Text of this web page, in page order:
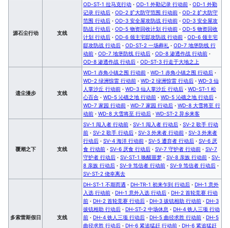
源石尘行动 支线
OD-ST-1 拉马克行动 · OD-1 外勤记录 行动前 · OD-1 外勤
记录 行动后 · OD-2 扩大防守范围 行动前 · OD-2 扩大防守
范围 行动后 · OD-3 安全屋攻防战 行动前 · OD-3 安全屋攻
防战 行动后 · OD-5 物资回收计划 行动前 · OD-5 物资回收
计划 行动后 · OD-6 领主宅邸攻防战 行动前 · OD-6 领主宅
邸攻防战 行动后 · OD-ST-2 一场葬礼 · OD-7 地堡防线 行
动前 · OD-7 地堡防线 行动后 · OD-8 渗透作战 行动前 ·
OD-8 渗透作战 行动后 · OD-ST-3 行走于大地之上
遗尘漫步 支线
WD-1 赤角小镇之围 行动前 · WD-1 赤角小镇之围 行动后 ·
WD-2 绿洲惊雷 行动前 · WD-2 绿洲惊雷 行动后 · WD-3 仙
人掌沙丘 行动前 · WD-3 仙人掌沙丘 行动后 · WD-ST-1 松
心百合 · WD-5 沁礁之地 行动前 · WD-5 沁礁之地 行动后 ·
WD-7 家园 行动前 · WD-7 家园 行动后 · WD-8 大雪将至 行
动前 · WD-8 大雪将至 行动后 · WD-ST-2 异乡来客
覆潮之下 支线
SV-1 闯入者 行动前 · SV-1 闯入者 行动后 · SV-2 歌手 行动
前 · SV-2 歌手 行动后 · SV-3 外来者 行动前 · SV-3 外来者
行动后 · SV-4 海洋 行动前 · SV-5 遭弃者 行动后 · SV-6 厌
食 行动前 · SV-6 厌食 行动后 · SV-7 守护者 行动前 · SV-7
守护者 行动后 · SV-ST-1 唤醒噩梦 · SV-8 亲族 行动前 · SV-
8 亲族 行动后 · SV-9 笃信者 行动前 · SV-9 笃信者 行动后 ·
SV-ST-2 侥幸离去
多索雷斯假日 支线
DH-ST-1 不期而遇 · DH-TR-1 初来乍到 行动后 · DH-1 意外
入选 行动前 · DH-1 意外入选 行动后 · DH-2 首轮竞赛 行动
前 · DH-2 首轮竞赛 行动后 · DH-3 拔铳相助 行动前 · DH-3
拔铳相助 行动后 · DH-ST-2 中场休息 · DH-4 铁人三项 行动
前 · DH-4 铁人三项 行动后 · DH-5 曲径求胜 行动前 · DH-5
曲径求胜 行动后 · DH-6 紧追猛赶 行动前 · DH-6 紧追猛赶